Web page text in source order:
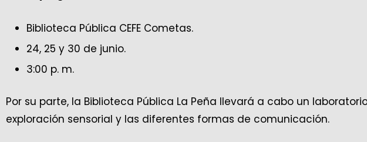
Biblioteca Pública CEFE Cometas.
24, 25 y 30 de junio.
3:00 p. m.
Por su parte, la Biblioteca Pública La Peña llevará a cabo un
exploración sensorial y las diferentes formas de comunicación.